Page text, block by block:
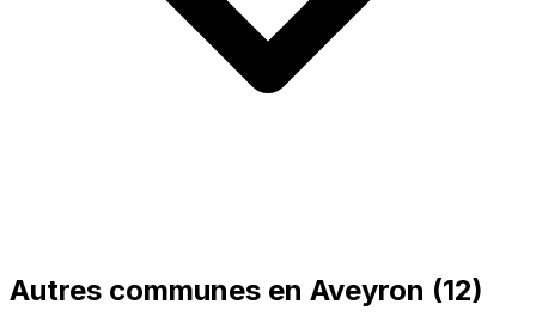
Autres communes en Aveyron (12)